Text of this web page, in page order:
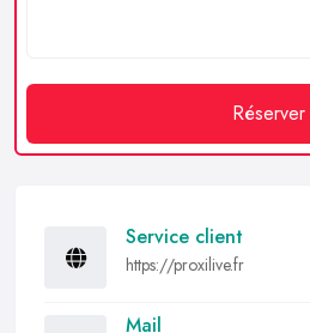
Réserver
Service client
https://proxilive.fr
Mail